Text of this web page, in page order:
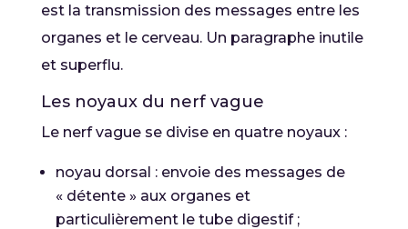
est la transmission des messages entre les
organes et le cerveau. Un paragraphe inutile
et superflu.
Les noyaux du nerf vague
Le nerf vague se divise en quatre noyaux :
noyau dorsal : envoie des messages de
« détente » aux organes et
particulièrement le tube digestif ;